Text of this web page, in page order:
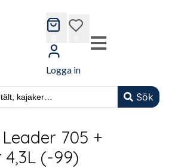
Sök
wishlist
Logga in
705 +
4,3L (-99)